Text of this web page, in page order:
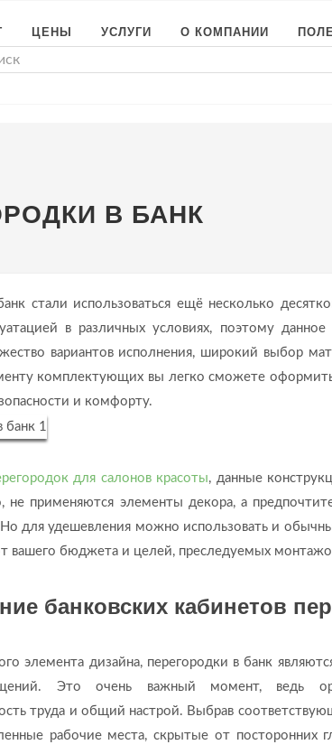
ЦЕНЫ УСЛУГИ О КОМПАНИИ
В БАНК
стали использоваться ещё несколько
в различных условиях, поэтому
вариантов исполнения, широкий выбор
комплектующих вы легко сможете
и комфорту.
для салонов красоты, данные
не применяются элементы декора, а
для удешевления можно использовать и
вашего бюджета и целей, преследуемых
банковских кабинетов
элемента дизайна, перегородки в банк
Это очень важный момент, ведь
труда и общий настрой. Выбрав
рабочие места, скрытые от посторонних